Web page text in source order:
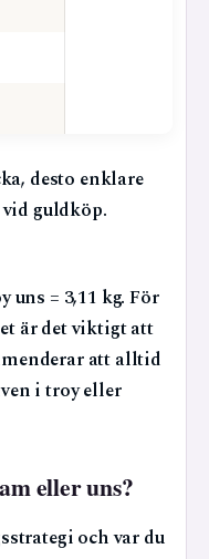
desto enklare
guldköp.
uns = 3,11 kg. För
är det viktigt att
att alltid
i troy eller
eller uns?
och var du